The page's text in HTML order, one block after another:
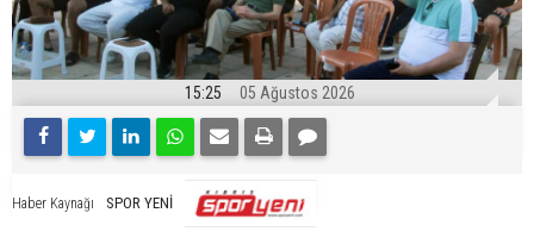
15:25 05 Ağustos 2026
Haber Kaynağı SPOR YENİ